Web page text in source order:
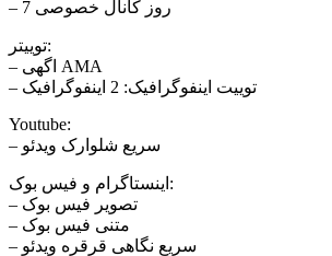
– 7 روز کانال خصوصی
توییتر:
– اگهی AMA
– توییت اینفوگرافیک: 2 اینفوگرافیک
Youtube:
– سریع شلوارک ویدئو
اینستاگرام و فیس بوک:
– تصویر فیس بوک
– متنی فیس بوک
– سریع نگاهی قرقره ویدئو